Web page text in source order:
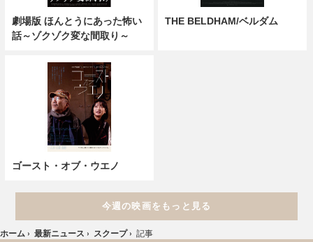
劇場版 ほんとうにあった怖い
話～ゾクゾク変な間取り～
THE BELDHAM/ベルダム
ゴースト・オブ・ウエノ
今週の映画をもっと見る
ホーム › 最新ニュース › スクープ › 記事